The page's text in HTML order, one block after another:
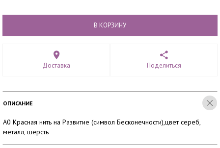
В КОРЗИНУ
Доставка Поделиться
ОПИСАНИЕ
A0 Красная нить на Развитие (символ Бесконечности),цвет сереб,
металл, шерсть